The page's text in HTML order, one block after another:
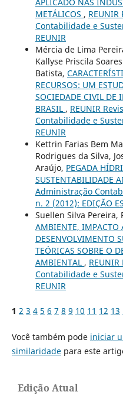
METÁLICOS ,
Contabilidade e
REUNIR
Mércia de Lima
Kallyse Priscila
Batista,
RECURSOS: UM
SOCIEDADE CIVIL DE
BRASIL , REUNIR
Contabilidade e
REUNIR
Kettrin Farias Bem
Rodrigues da Silva,
Araújo, PEGADA
SUSTENTABILIDADE
Administração
n. 2 (2012): EDIÇÃO
Suellen Silva Pereira,
AMBIENTE, IMPACTO
DESENVOLVIMENTO
TEÓRICAS SOBRE O
AMBIENTAL ,
Contabilidade e
REUNIR
1 2 3 4 5 6 7 8 9 10 11 12 13
Você também pode iniciar
similaridadepara este
Edição Atual